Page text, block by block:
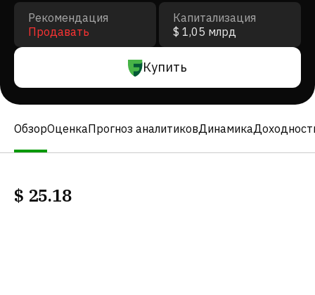
Рекомендация
Продавать
Капитализация
$ 1,05 млрд
Купить
ОбзорОценкаПрогноз аналитиковДинамика
$ 25.18